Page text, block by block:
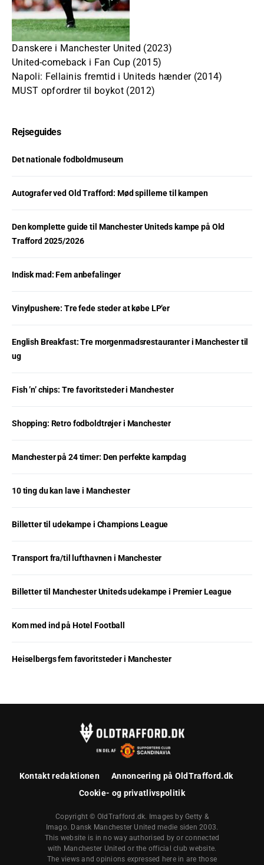
Danskere i Manchester United (2023)
United-comeback i Fan Cup (2015)
Napoli: Fellainis fremtid i Uniteds hænder (2014)
MUST opfordrer til boykot (2012)
Rejseguides
Det nationale fodboldmuseum
Autografer ved Old Trafford: Mød spillerne til kampen
Den komplette guide til Manchester Uniteds kampe på Old
Trafford 2025/2026
Indisk mad: Fem anbefalinger
Vinylpushere: Tre fede steder at købe LP’er
English Breakfast: Tre morgenmadsrestauranter i Manchester til
ug
Fish ’n’ chips: Tre favoritsteder i Manchester
Shopping: Retro fodboldtrøjer i Manchester
Manchester på 24 timer: Den perfekte kampdag
10 ting du kan lave i Manchester
Billetter til udekampe i Champions League
Transport fra/til lufthavnen i Manchester
Billetter til Manchester Uniteds udekampe i Premier League
Kom med ind på Hotel Football
Heiselbergs fem favoritsteder i Manchester
Kontakt redaktionen
Annoncering på OldTrafford.dk
Cookie- og privatlivspolitik
Copyright © OldTrafford.dk. Images by Getty &
Imago. Dansk Manchester United medie siden 2003.
This website is in no way authorised by or connected
with Manchester United or the official club website.
The views and opinions expressed here in are those